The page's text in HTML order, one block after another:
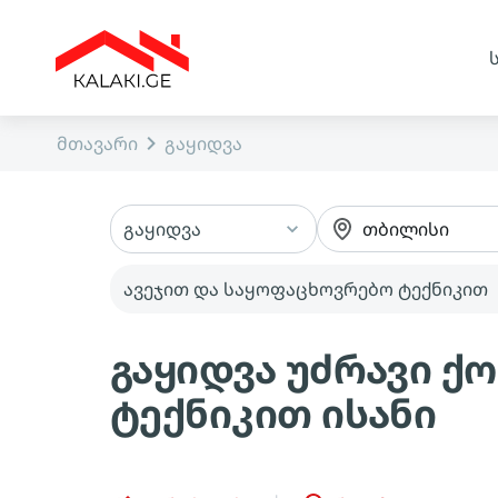
მთავარი გაყიდვა
გაყიდვა თბილისი
ავეჯით და საყოფაცხოვრებო ტექნიკით
გაყიდვა უძრავი
ტექნიკით ისანი